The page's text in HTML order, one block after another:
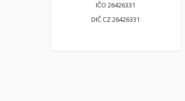
IČO 26426331
DIČ CZ 26426331